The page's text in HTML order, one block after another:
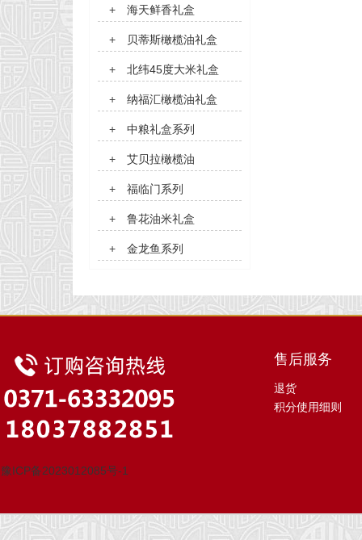
+ 海天鲜香礼盒
+ 贝蒂斯橄榄油礼盒
+ 北纬45度大米礼盒
+ 纳福汇橄榄油礼盒
+ 中粮礼盒系列
+ 艾贝拉橄榄油
+ 福临门系列
+ 鲁花油米礼盒
+ 金龙鱼系列
豫ICP备2023012085号-1
售后服务
退货
积分使用细则